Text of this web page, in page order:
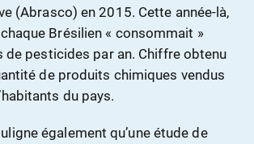
(Abrasco) en 2015. Cette année-là,
Brésilien « consommait »
de pesticides par an. Chiffre obtenu
de produits chimiques vendus
du pays.
également qu’une étude de